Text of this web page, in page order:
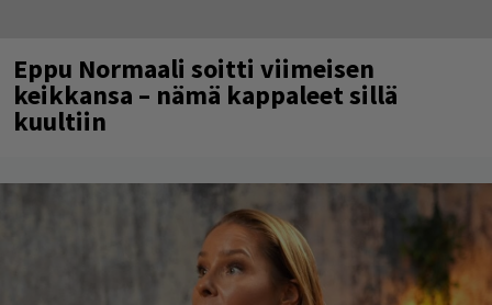
Eppu Normaali soitti viimeisen
keikkansa – nämä kappaleet sillä
kuultiin